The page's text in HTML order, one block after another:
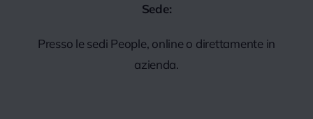
Sede:
Presso le sedi People, online o direttamente in
azienda.